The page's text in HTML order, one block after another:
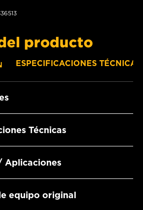
producto
ESPECIFICACIONES TÉCNICAS
Técnicas
Aplicaciones
equipo original